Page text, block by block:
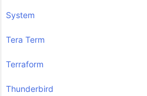
System
Tera Term
Terraform
Thunderbird